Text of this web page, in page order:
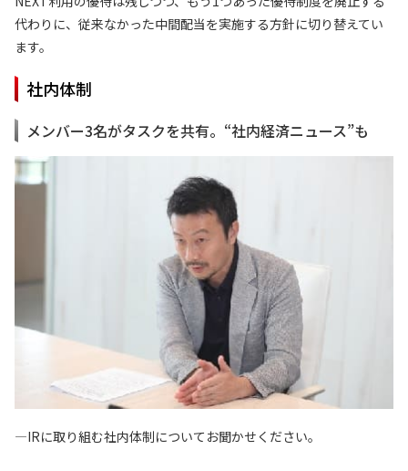
代わりに、従来なかった中間配当を実施する方針に切り替えてい
ます。
社内体制
メンバー3名がタスクを共有。“社内経済ニュース”も
—IRに取り組む社内体制についてお聞かせください。